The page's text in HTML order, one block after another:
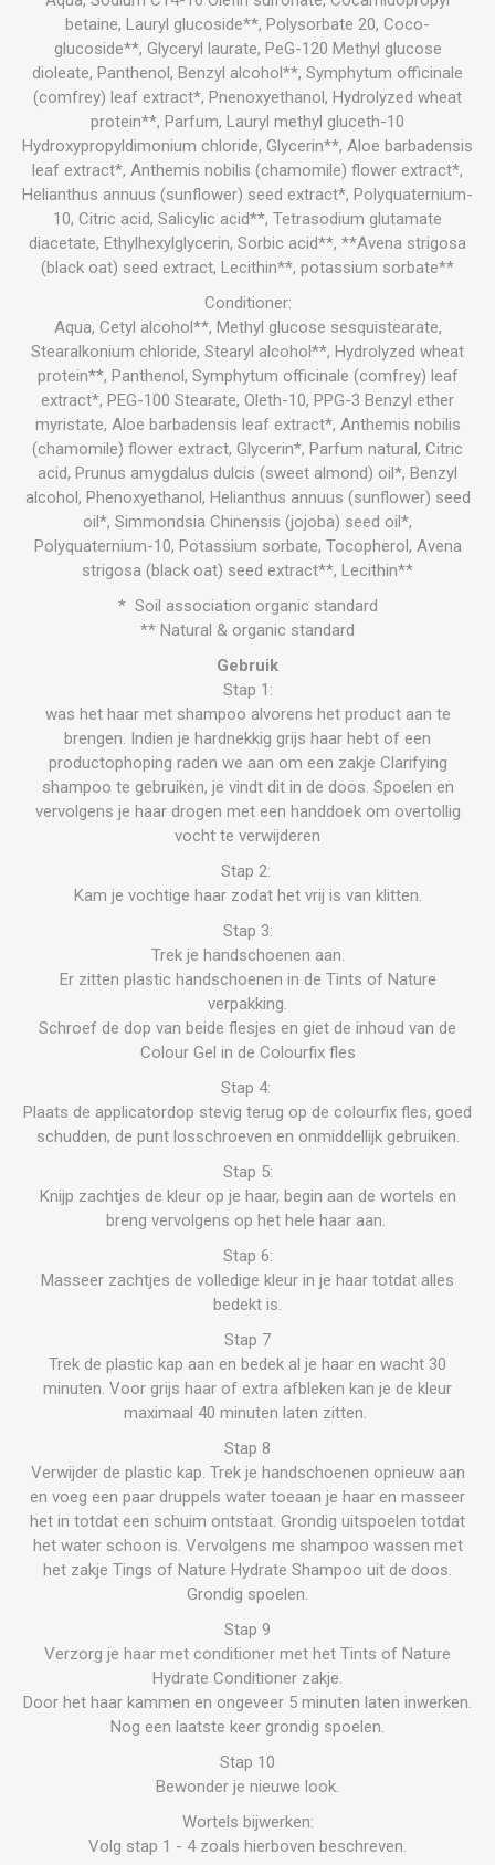
betaine, Lauryl glucoside**, Polysorbate 20, Coco-
glucoside**, Glyceryl laurate, PeG-120 Methyl glucose
dioleate, Panthenol, Benzyl alcohol**, Symphytum officinale
(comfrey) leaf extract*, Pnenoxyethanol, Hydrolyzed wheat
protein**, Parfum, Lauryl methyl gluceth-10
Hydroxypropyldimonium chloride, Glycerin**, Aloe barbadensis
leaf extract*, Anthemis nobilis (chamomile) flower extract*,
Helianthus annuus (sunflower) seed extract*, Polyquaternium-
10, Citric acid, Salicylic acid**, Tetrasodium glutamate
diacetate, Ethylhexylglycerin, Sorbic acid**, **Avena strigosa
(black oat) seed extract, Lecithin**, potassium sorbate**
Conditioner:
Aqua, Cetyl alcohol**, Methyl glucose sesquistearate,
Stearalkonium chloride, Stearyl alcohol**, Hydrolyzed wheat
protein**, Panthenol, Symphytum officinale (comfrey) leaf
extract*, PEG-100 Stearate, Oleth-10, PPG-3 Benzyl ether
myristate, Aloe barbadensis leaf extract*, Anthemis nobilis
(chamomile) flower extract, Glycerin*, Parfum natural, Citric
acid, Prunus amygdalus dulcis (sweet almond) oil*, Benzyl
alcohol, Phenoxyethanol, Helianthus annuus (sunflower) seed
oil*, Simmondsia Chinensis (jojoba) seed oil*,
Polyquaternium-10, Potassium sorbate, Tocopherol, Avena
strigosa (black oat) seed extract**, Lecithin**
* Soil association organic standard
** Natural & organic standard
Gebruik
Stap 1:
was het haar met shampoo alvorens het product aan te
brengen. Indien je hardnekkig grijs haar hebt of een
productophoping raden we aan om een zakje Clarifying
shampoo te gebruiken, je vindt dit in de doos. Spoelen en
vervolgens je haar drogen met een handdoek om overtollig
vocht te verwijderen
Stap 2:
Kam je vochtige haar zodat het vrij is van klitten.
Stap 3:
Trek je handschoenen aan.
Er zitten plastic handschoenen in de Tints of Nature
verpakking.
Schroef de dop van beide flesjes en giet de inhoud van de
Colour Gel in de Colourfix fles
Stap 4:
Plaats de applicatordop stevig terug op de colourfix fles, goed
schudden, de punt losschroeven en onmiddellijk gebruiken.
Stap 5:
Knijp zachtjes de kleur op je haar, begin aan de wortels en
breng vervolgens op het hele haar aan.
Stap 6:
Masseer zachtjes de volledige kleur in je haar totdat alles
bedekt is.
Stap 7
Trek de plastic kap aan en bedek al je haar en wacht 30
minuten. Voor grijs haar of extra afbleken kan je de kleur
maximaal 40 minuten laten zitten.
Stap 8
Verwijder de plastic kap. Trek je handschoenen opnieuw aan
en voeg een paar druppels water toeaan je haar en masseer
het in totdat een schuim ontstaat. Grondig uitspoelen totdat
het water schoon is. Vervolgens me shampoo wassen met
het zakje Tings of Nature Hydrate Shampoo uit de doos.
Grondig spoelen.
Stap 9
Verzorg je haar met conditioner met het Tints of Nature
Hydrate Conditioner zakje.
Door het haar kammen en ongeveer 5 minuten laten inwerken.
Nog een laatste keer grondig spoelen.
Stap 10
Bewonder je nieuwe look.
Wortels bijwerken:
Volg stap 1 - 4 zoals hierboven beschreven.